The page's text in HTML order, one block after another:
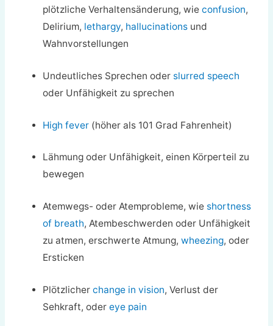
plötzliche Verhaltensänderung, wieconfusion,
Delirium, lethargy, hallucinations und
Wahnvorstellungen
Undeutliches Sprechen oder slurred speech
oder Unfähigkeit zu sprechen
High fever (höher als 101 Grad Fahrenheit)
Lähmung oder Unfähigkeit, einen Körperteil zu
bewegen
Atemwegs- oder Atemprobleme, wie shortness
of breath, Atembeschwerden oder Unfähigkeit
zu atmen, erschwerte Atmung,wheezing, oder
Ersticken
Plötzlicherchange in vision, Verlust der
Sehkraft, odereye pain